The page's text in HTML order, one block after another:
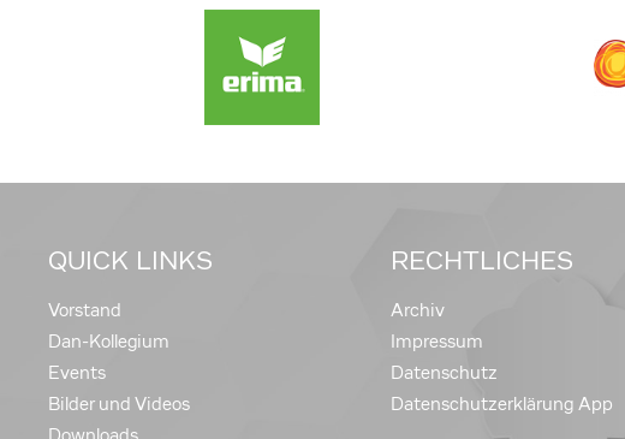
QUICK LINKS
Vorstand
Dan-Kollegium
Events
Bilder und Videos
RECHTLICHES
Archiv
Impressum
Datenschutz
Datenschutzerklärung App